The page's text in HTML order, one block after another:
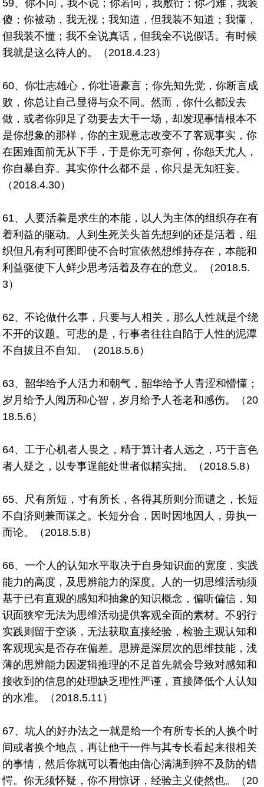
59、你不问，我不说；你若问，我敷衍；你刁难，我装
傻；你被动，我无视；我知道，但我装不知道；我懂，
但我装不懂；我不全说真话，但我全不说假话。有时候
我就是这么待人的。（2018.4.23）
60、你壮志雄心，你壮语豪言；你先知先觉，你断言成
败，你总让自己显得与众不同。然而，你什么都没去
做，或者你卯足了劲要去大干一场，却发现事情根本不
是你想象的那样，你的主观意志改变不了客观事实，你
在困难面前无从下手，于是你无可奈何，你怨天尤人，
你自暴自弃。其实你什么都不是，你只是无知狂妄。
（2018.4.30）
61、人要活着是求生的本能，以人为主体的组织存在有
着利益的驱动。人到生死关头首先想到的还是活着，组
织但凡有利可图即使不合时宜依然想维持存在，本能和
利益驱使下人鲜少思考活着及存在的意义。（2018.5.
3）
62、不论做什么事，只要与人相关，那么人性就是个绕
不开的议题。可悲的是，行事者往往自陷于人性的泥潭
不自拔且不自知。（2018.5.6）
63、韶华给予人活力和朝气，韶华给予人青涩和懵懂；
岁月给予人阅历和心智，岁月给予人苍老和感伤。（20
18.5.6）
64、工于心机者人畏之，精于算计者人远之，巧于言色
者人疑之，以专事逞能处世者似精实拙。（2018.5.8）
65、尺有所短，寸有所长，各得其所则分而谴之，长短
不自济则兼而谋之。长短分合，因时因地因人，毋执一
而论。（2018.5.8）
66、一个人的认知水平取决于自身知识面的宽度，实践
能力的高度，及思辨能力的深度。人的一切思维活动须
基于已有直观的感知和抽象的知识概念，偏听偏信，知
识面狭窄无法为思维活动提供客观全面的素材。不躬行
实践则留于空谈，无法获取直接经验，检验主观认知和
客观现实是否存在偏差。思辨是深层次的思维技能，浅
薄的思辨能力因逻辑推理的不足首先就会导致对感知和
接收到的信息的处理缺乏理性严谨，直接降低个人认知
的水准。（2018.5.11）
67、坑人的好办法之一就是给一个有所专长的人换个时
间或者换个地点，再让他干一件与其专长看起来很相关
的事情，然后你就可以看他由信心满满到猝不及防的错
愕。你无须怀疑，你不用惊讶，经验主义使然也。（20